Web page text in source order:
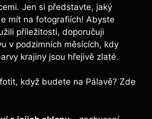
Jen si představte, jaký
mít na fotografiích! Abyste
příležitosti, doporučuji
v podzimních měsících, kdy
krajiny jsou hřejivě zlaté.
když budete na Pálavě? Zde